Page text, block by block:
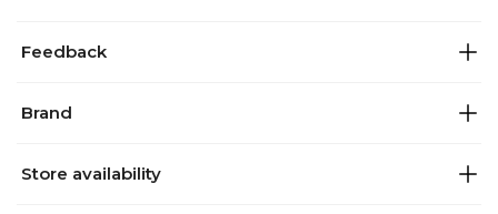
Feedback
Brand
Store availability